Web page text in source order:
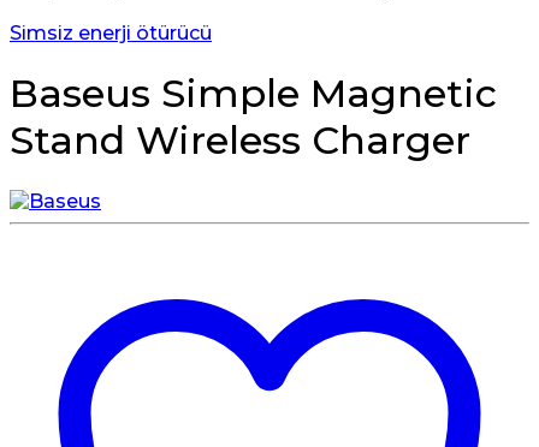
Simsiz enerji ötürücü
Baseus Simple Magnetic
Stand Wireless Charger